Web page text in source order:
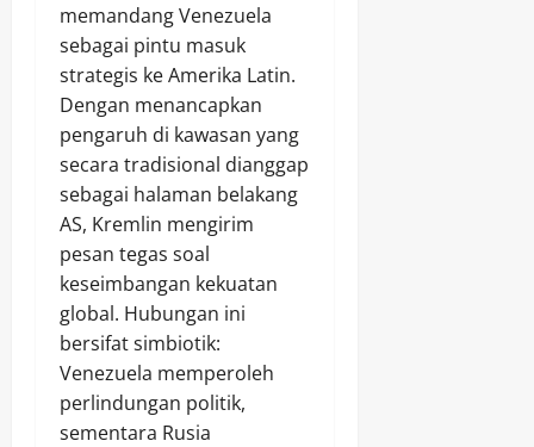
memandang Venezuela
sebagai pintu masuk
strategis ke Amerika Latin.
Dengan menancapkan
pengaruh di kawasan yang
secara tradisional dianggap
sebagai halaman belakang
AS, Kremlin mengirim
pesan tegas soal
keseimbangan kekuatan
global. Hubungan ini
bersifat simbiotik:
Venezuela memperoleh
perlindungan politik,
sementara Rusia